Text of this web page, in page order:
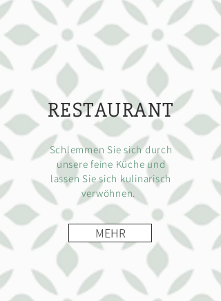
RESTAURANT
Schlemmen Sie sich durch
unsere feine Küche und
lassen Sie sich kulinarisch
verwöhnen.
MEHR